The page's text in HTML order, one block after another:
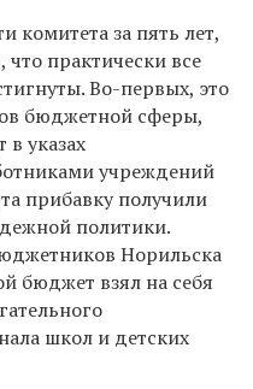
комитета за пять лет,
что практически все
Во-первых, это
бюджетной сферы,
в указах
учреждений
прибавку получили
политики.
Норильска
бюджет взял на себя
школ и детских